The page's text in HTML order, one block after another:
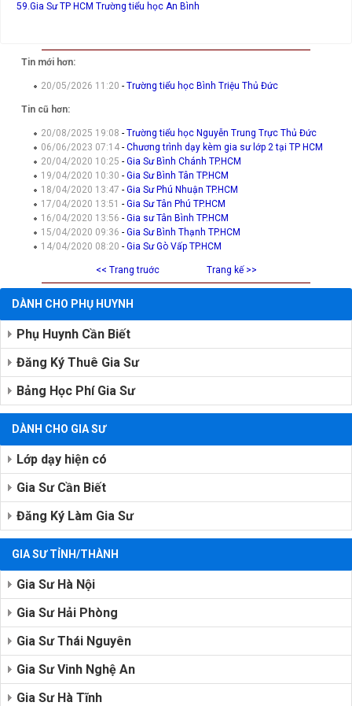
59.Gia Sư TP HCM Trường tiểu học An Bình
Tin mới hơn:
20/05/2026 11:20-Trường tiểu học Bình Triệu Thủ Đức
Tin cũ hơn:
20/08/2025 19:08-Trường tiểu học Nguyễn Trung Trực Thủ Đức
06/06/2023 07:14-Chương trình dạy kèm gia sư lớp 2 tại TP HCM
20/04/2020 10:25-Gia Sư Bình Chánh TP.HCM
19/04/2020 10:30-Gia Sư Bình Tân TP.HCM
18/04/2020 13:47-Gia Sư Phú Nhuận TP.HCM
17/04/2020 13:51-Gia Sư Tân Phú TP.HCM
16/04/2020 13:56-Gia sư Tân Bình TP.HCM
15/04/2020 09:36-Gia Sư Bình Thạnh TP.HCM
14/04/2020 08:20-Gia Sư Gò Vấp TP.HCM
<< Trang truớc Trang kế >>
DÀNH CHO PHỤ HUYNH
Phụ Huynh Cần Biết
Đăng Ký Thuê Gia Sư
Bảng Học Phí Gia Sư
DÀNH CHO GIA SƯ
Lớp dạy hiện có
Gia Sư Cần Biết
Đăng Ký Làm Gia Sư
GIA SƯ TỈNH/THÀNH
Gia Sư Hà Nội
Gia Sư Hải Phòng
Gia Sư Thái Nguyên
Gia Sư Vinh Nghệ An
Gia Sư Hà Tĩnh